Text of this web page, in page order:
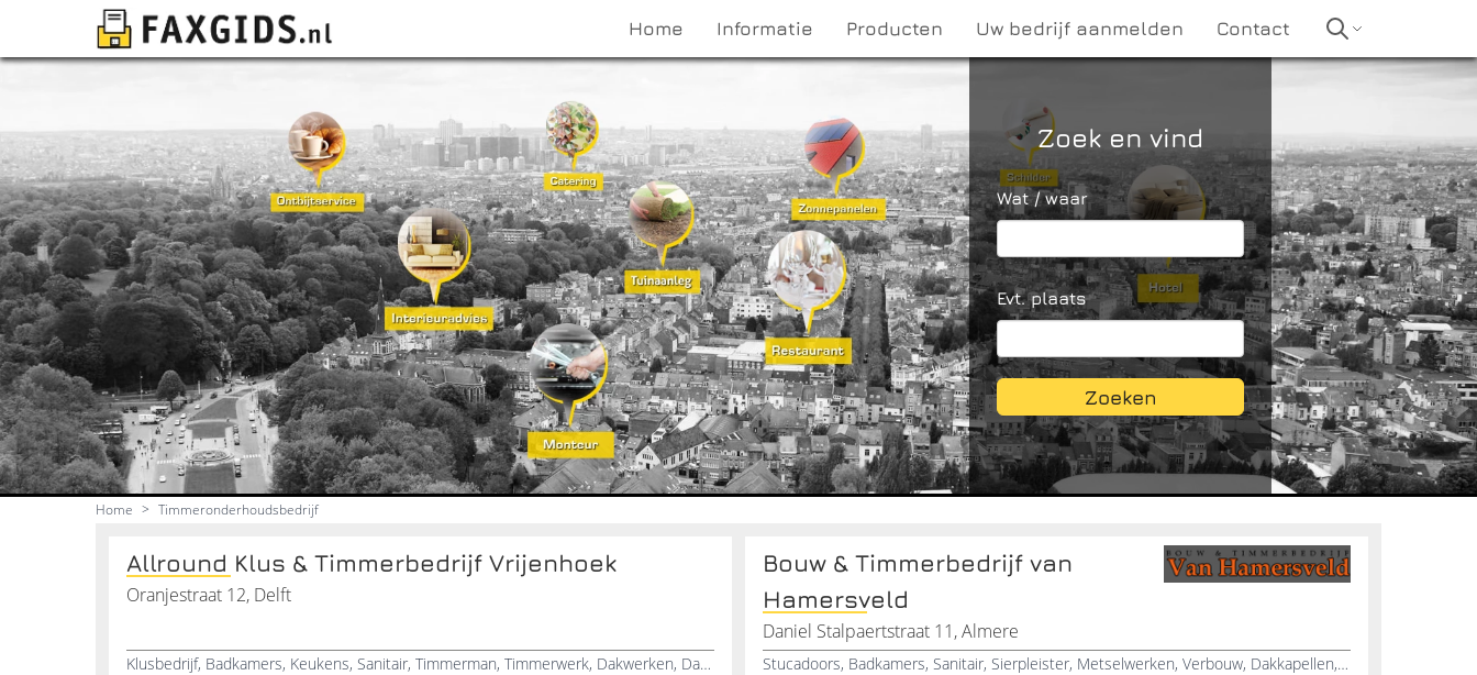
Home Informatie Producten Uw bedrijf aanmelden Contact
Zoek en vind
Wat / waar
Evt. plaats
Zoeken
Home > Timmeronderhoudsbedrijf
Allround Klus & Timmerbedrijf Vrijenhoek
Oranjestraat 12, Delft
Klusbedrijf, Badkamers, Keukens, Sanitair, Timmerman, Timmerwerk, Dakwerken, Dakkapellen, Hardhout, Zuid-Holland
Bouw & Timmerbedrijf van
Hamersveld
Daniel Stalpaertstraat 11, Almere
Stucadoors, Badkamers, Sanitair, Sierpleister, Metselwerken, Verbouw, Dakkapellen, Keuken, Vloeren, Bouw